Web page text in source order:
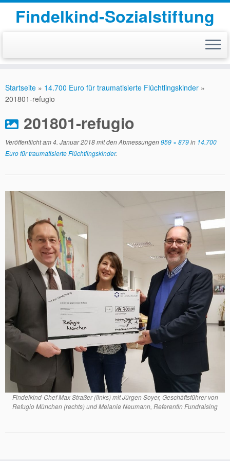
Inhalt
springen
Findelkind-Sozialstiftung
Startseite » 14.700 Euro für traumatisierte Flüchtlingskinder »
201801-refugio
201801-refugio
Veröffentlicht am4. Januar 2018mit den Abmessungen959 × 879in 14.700
Euro für traumatisierte Flüchtlingskinder.
Findelkind-Chef Max Straßer (links) mit Jürgen Soyer, Geschäftsführer von
Refugio München (rechts) und Melanie Neumann, Referentin Fundraising